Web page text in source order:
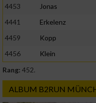
4453
Jonas
4441
Erkelenz
4459
Kopp
4456
Klein
Rang: 452.
ALBUM B2RUN